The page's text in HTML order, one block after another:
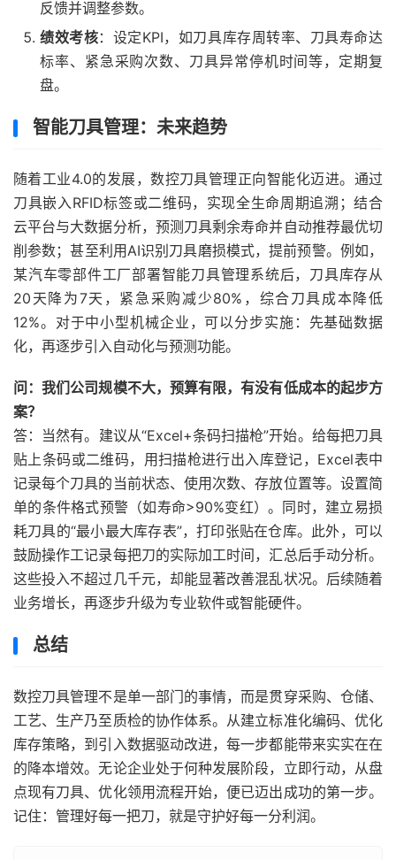
反馈并调整参数。
绩效考核：设定KPI，如刀具库存周转率、刀具寿命达
标率、紧急采购次数、刀具异常停机时间等，定期复
盘。
智能刀具管理：未来趋势
随着工业4.0的发展，数控刀具管理正向智能化迈进。通过
刀具嵌入RFID标签或二维码，实现全生命周期追溯；结合
云平台与大数据分析，预测刀具剩余寿命并自动推荐最优切
削参数；甚至利用AI识别刀具磨损模式，提前预警。例如，
某汽车零部件工厂部署智能刀具管理系统后，刀具库存从
20天降为7天，紧急采购减少80%，综合刀具成本降低
12%。对于中小型机械企业，可以分步实施：先基础数据
化，再逐步引入自动化与预测功能。
问：我们公司规模不大，预算有限，有没有低成本的起步方
案？
答：当然有。建议从“Excel+条码扫描枪”开始。给每把刀具
贴上条码或二维码，用扫描枪进行出入库登记，Excel表中
记录每个刀具的当前状态、使用次数、存放位置等。设置简
单的条件格式预警（如寿命>90%变红）。同时，建立易损
耗刀具的“最小最大库存表”，打印张贴在仓库。此外，可以
鼓励操作工记录每把刀的实际加工时间，汇总后手动分析。
这些投入不超过几千元，却能显著改善混乱状况。后续随着
业务增长，再逐步升级为专业软件或智能硬件。
总结
数控刀具管理不是单一部门的事情，而是贯穿采购、仓储、
工艺、生产乃至质检的协作体系。从建立标准化编码、优化
库存策略，到引入数据驱动改进，每一步都能带来实实在在
的降本增效。无论企业处于何种发展阶段，立即行动，从盘
点现有刀具、优化领用流程开始，便已迈出成功的第一步。
记住：管理好每一把刀，就是守护好每一分利润。